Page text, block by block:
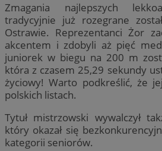
Zmagania najlepszych
tradycyjnie już rozegrane
Ostrawie. Reprezentanci Żor
akcentem i zdobyli aż pięć
juniorek w biegu na 200 m
która z czasem 25,29 sekundy
życiowy! Warto podkreślić, że
polskich listach.
Tytuł mistrzowski wywalczył
który okazał się
kategorii seniorów.